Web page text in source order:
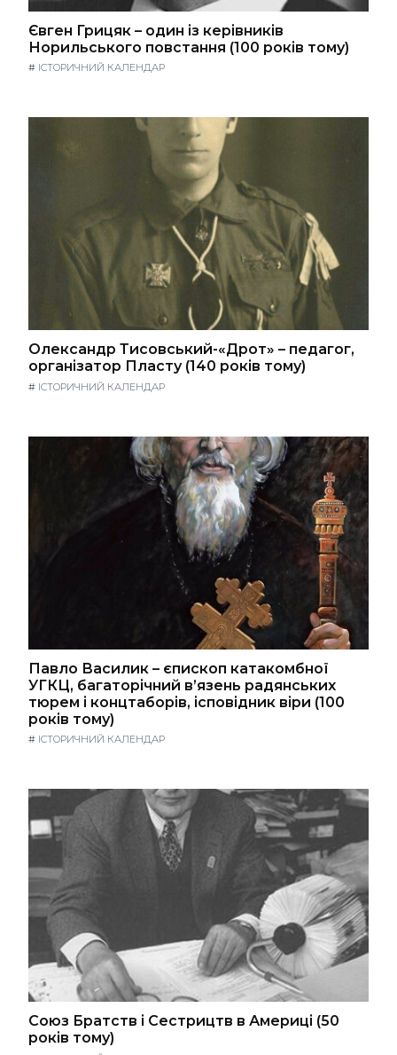
Євген Грицяк – один із керівників
Норильського повстання (100 років тому)
# ІСТОРИЧНИЙ КАЛЕНДАР
Олександр Тисовський-«Дрот» – педагог,
організатор Пласту (140 років тому)
# ІСТОРИЧНИЙ КАЛЕНДАР
Павло Василик – єпископ катакомбної
УГКЦ, багаторічний в’язень радянських
тюрем і концтаборів, ісповідник віри (100
років тому)
# ІСТОРИЧНИЙ КАЛЕНДАР
Союз Братств і Сестрицтв в Америці (50
років тому)